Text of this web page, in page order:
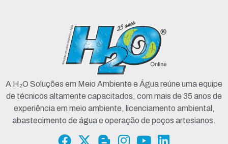
A H₂O Soluções em Meio Ambiente e Água reúne uma equipe
de técnicos altamente capacitados, com mais de 35 anos de
experiência em meio ambiente, licenciamento ambiental,
abastecimento de água e operação de poços artesianos.